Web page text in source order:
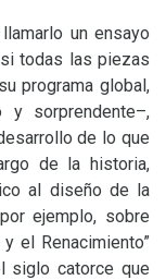
un ensayo
todas las piezas
programa global,
y sorprendente–,
de lo que
de la historia,
al diseño de la
ejemplo, sobre
el Renacimiento”
siglo catorce que